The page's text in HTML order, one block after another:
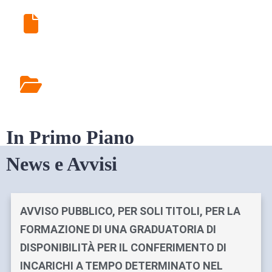
In Primo Piano
News e Avvisi
AVVISO PUBBLICO, PER SOLI TITOLI, PER LA
FORMAZIONE DI UNA GRADUATORIA DI
DISPONIBILITÀ PER IL CONFERIMENTO DI
INCARICHI A TEMPO DETERMINATO NEL